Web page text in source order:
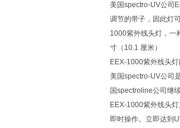
美国spectro-UV公司
调节的带子，因此灯
1000紫外线头灯，一
寸（10.1 厘米）
EEX-1000紫外线头
美国spectro-UV公司
国spectroline公司继
EEX-1000紫外线头
即时操作。立即达到